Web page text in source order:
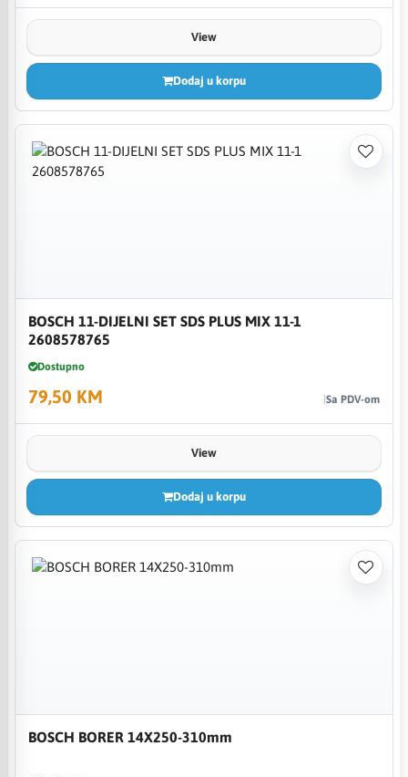
View
Dodaj u korpu
BOSCH 11-DIJELNI SET SDS PLUS MIX 11-1
2608578765
Dostupno
79,50 KM Sa PDV-om
View
Dodaj u korpu
BOSCH BORER 14X250-310mm